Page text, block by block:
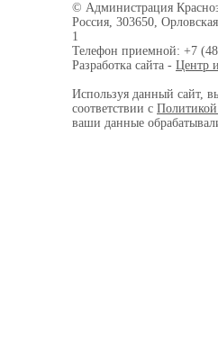
© Администрация
Россия, 303650,
1
Телефон приемной: +7
Разработка сайта - Центр
Используя данный сайт,
соответствии с
ваши данные